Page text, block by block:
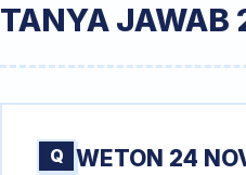
TANYA JAWAB
Q WETON 24